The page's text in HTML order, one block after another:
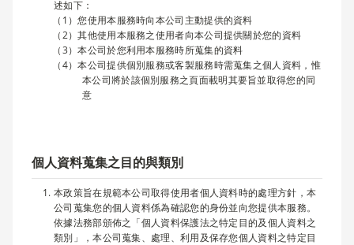
述如下：
您使用本服務時向本公司主動提供的資料
其他使用本服務之使用者向本公司提供關於您的資料
本公司於您利用本服務時所蒐集的資料
本公司提供個別服務或客製服務時需蒐集之個人資料，惟
本公司將於該個別服務之頁面載明其要旨並取得您的同
意
個人資料蒐集之目的與類別
本政策旨在規範本公司取得使用者個人資料時的處理方針，本
公司蒐集您的個人資料係為確認您的身份並向您提供本服務。
依據法務部頒佈之「個人資料保護法之特定目的及個人資料之
類別」，本公司蒐集、處理、利用及保存您個人資料之特定目